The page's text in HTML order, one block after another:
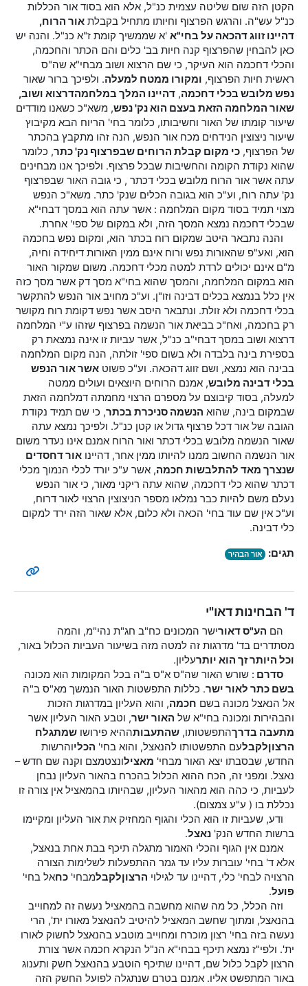
הקטן הזה שום שליטה עצמית כנ"ל, אלא הוא בסוד אור הכללות
כנ"ל עש"ה. והרגש הפרצוף וחיותו מתחיל בקבלת אור הרוח,
דהיינו זווג דהכאה על בחי"א 'א שממשיך קומת ז"א כנ"ל. והנה יש
כאן להבחין שהפרצוף קנה חיות בב' כלים והם הכתר והחכמה,
והכלי דחכמה הוא העיקר, כי שם הרצוא ושוב מבחי"א שה"ס
ראשית חיות הפרצוף, ומקורו ממטח למעלה. ולפיכך ברור שאור
נפש מלובש בכלי דחכמה, דהיינו המלך במלחמהדרצוא ושוב,
שאור המלחמה הזאת בעצם הוא נק' נפש, משא"כ כשאנו מודדים
שיעור קומתו של האור וחשיבותו, כלומר בחי' הריוח הבא מקיבוץ
שיעור ניצוצין הנידחים מכח אור הנפש, הנה זהו מתקבץ בהכתר
של הפרצוף, כי מקום קבלת הרוחים שבפרצוף נק' כתר, כלומר
שהוא נקודת הקומה והחשיבות שבכל פרצוף. ולפיכך אנו מבחינים
עתה אשר אור הרוח מלובש בכלי דכתר , כי גובה האור שבפרצוף
נק' עתה רוח, וע"כ הוא בגובה הכלים שנק' כתר. משא"כ הנפש
מצוי תמיד בסוד מקום המלחמה : אשר עתה הוא במסך דבחי"א
שבכלי דחכמה נמצא המסך הזה, ולא במקום של ספי' אחרת.
והנה נתבאר היטב שמקום רוח בכתר הוא, ומקום נפש בחכמה
הוא, ואע"פ שהאורות נפש ורוח אינם ממין האורות דיחידה וחיה,
מ"ם אינם יכולים לרדת למטה מכלי דחכמה. משום שמקור האור
הוא במקום המלחמה, והמסך שהוא בחי"א מסך דק אשר מסך כזה
אין כלל בנמצא בכלים דבינה וזו"ן. וע"כ מחויב אור הנפש להתקשר
בכלי דחכמה ולא זולת. ונתבאר היסב אשר נפש דקומת רוח מקושר
רק בחכמה, ואח"כ בביאת אור הנשמה בפרצוף שזהו ע"י המלחמה
דרצוא ושוב במסך דבחי"ב כנ"ל, אשר עביות זו אינה נמצאת רק
בספירת בינה בלבדה ולא בשום ספי' זולתה, הנה מקום המלחמה
בבינה הוא נמצא, ושם זווג דהכאה. וע"כ פשוט אשר אור הנפש
בכלי דבינה מלובש, אמנם הרוחים היוצאים ועולים ממטה
למעלה, בסוד קיבוצם על מספרם הרצוי מחמתה דמלחמה הזאת
שבמקום בינה, שהוא הנשמה סניכרת בכתר, כי שם תמיד נקודת
הגובה של אור דכל פרצוף גדול או קטן כנ"ל. ולפיכך נמצא עתה
שאור הנשמה מלובש בכלי דכתר ואור הרוח אמנם אינו נעדר משום
אור הנשמה החשוב ממנו להיותו ממין אחר, דהיינו אור דחסדים
שנצרך מאד להתלבשות חכמה, אשר ע"כ יורד לכלי הנמוך מכלי
דכתר שהוא כלי דחכמה, שהוא עתה ריקני מאור, כי אור הנפש
נעלם משם להיות כבר נמלאו מספר הניצוצין הרצוי לאור דרוח,
וע"כ אין שם עוד בחי' הכאה ולא כלום, אלא שאור הזה ירד למקום
כלי דבינה.
תגים: אור הבהיר
ד' הבחינות דאו"י
הם הע"ס דאורישר המכונים כח"ב חג"ת נהי"מ, והמה
מסתדרים בד' מדרגות זה למטה מזה בשיעור העביות הכלול באור,
וכל היותר זך הוא יותרעליון.
סדרם : שורש האור שה"ס א"ס ב"ה בכל המקומות הוא מכונה
בשם כתר לאור ישר. כללות התפשטות האור הנמשך מא"ס ב"ה
אל הנאצל מכונה בשם חכמה, והוא העליון במדרגות הזכות
והבהירות ומכונה בחי"א של האור ישר, וטבע האור העליון אשר
מתעבה בדרךהתפשטותו, שהתעבותההיא פירושו שמתגלח
הרצוןלקבלעם התפשטותו להנאצל, והוא בחי' הכליוהרשות
החדש, שבסבתו יצא האור מבחי' מאצילונצטמצם וקנה שם חדש –
נאצל. ומפני זה, הכח ההוא הכלול בהכרח בהאור העליון נבחן
לעביות, כי כהה הוא מהאור העליון, שבהיותו בהמאציל אין צורה זו
נכללת בו ( ע"ע צמצום).
ודע, שעביות זו הוא הכלי והגוף המחזיק את אור העליון ומקיימו
ברשות החדש הנק' נאצל.
אמנם אין הגוף והכלי האמור מתגלה תיכף בבת אחת בנאצל,
אלא ד' בחי' עוברות עליו עד גמר ההתפעלות לשלימות הצורה
הרצויה לבחי' כלי, דהיינו עד לגילוי הרצוןלקבלמבחי' כחאל בחי'
פועל.
וזה הכלל, כל מה שהוא מחשבה בהמאציל נעשה זה למחוייב
בהנאצל, ומתוך שחשב המאציל להיטיב להנאצל מאורו ית', הרי
נעשה בזה בחי' רצון מוכרח ומחוייב מוטבע בהנאצל לחשוק לאורו
ית'. ולפי"ז נמצא תיכף בבחי"א הנ"ל הנקרא חכמה אשר צורת
הרצון לקבל כלול שם, דהיינו שתיכף הוטבע בהנאצל חשק ותענוג
באור המתפשט אליו. אמנם בטרם שנתגלה לפועל החשק הזה